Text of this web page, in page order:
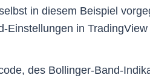
in diesem Beispiel
Einstellungen in TradingView
des Bollinger-Band-